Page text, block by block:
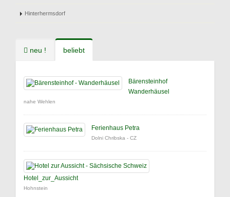
Hinterhermsdorf
neu ! beliebt
Bärensteinhof
Wanderhäusel
nahe Wehlen
Ferienhaus Petra
Dolni Chribska - CZ
Hotel_zur_Aussicht
Hohnstein